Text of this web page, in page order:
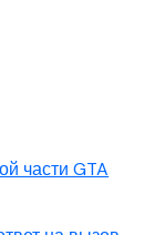
части GTA